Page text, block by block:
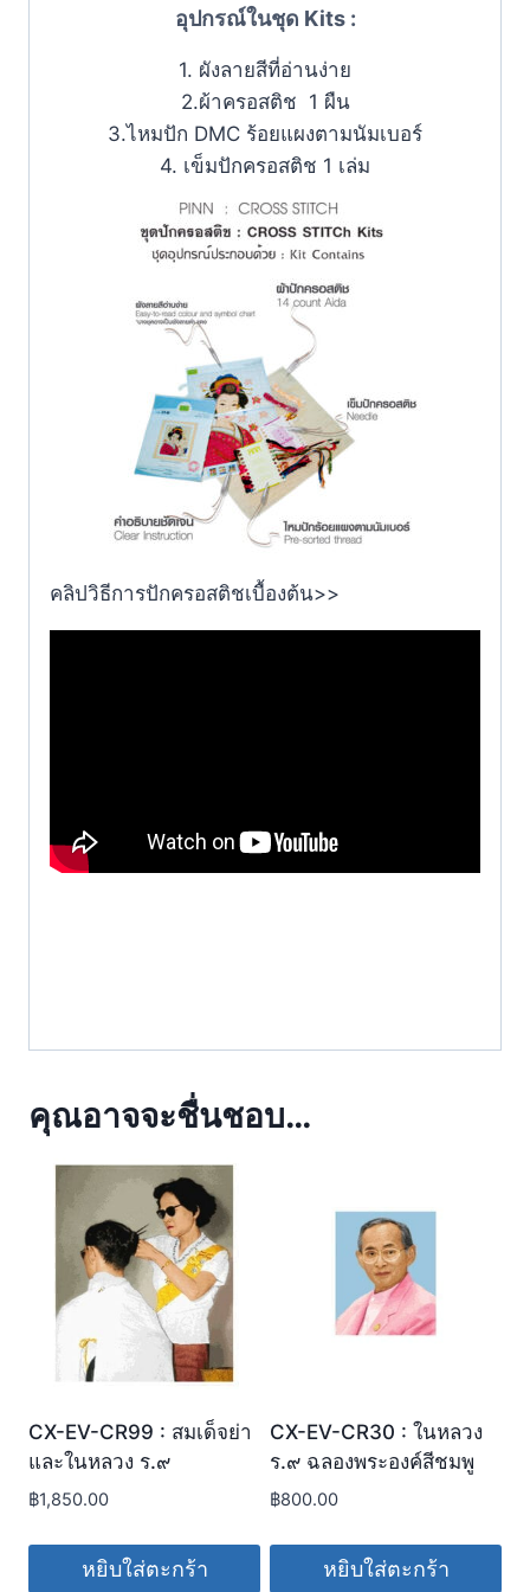
อุปกรณ์ในชุด Kits :
1. ผังลายสีที่อ่านง่าย
2.ผ้าครอสติช 1 ผืน
3.ไหมปัก DMC ร้อยแผงตามนัมเบอร์
4. เข็มปักครอสติช 1 เล่ม
คลิปวิธีการปักครอสติชเบื้องต้น>>
คุณอาจจะชื่นชอบ…
CX-EV-CR99 : สมเด็จย่า
และในหลวง ร.๙
฿1,850.00
หยิบใส่ตะกร้า
CX-EV-CR30 : ในหลวง
ร.๙ ฉลองพระองค์สีชมพู
฿800.00
หยิบใส่ตะกร้า